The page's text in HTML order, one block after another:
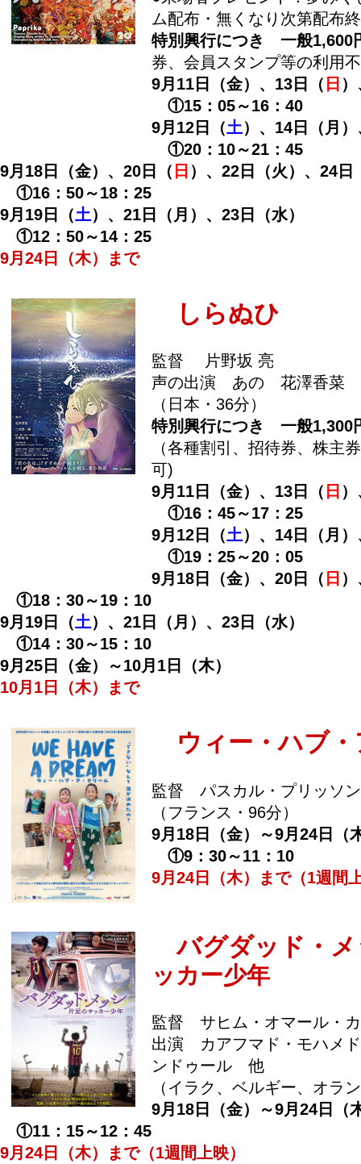
ム配布・無くなり次第配布
特別興行につき 一般1,600
券、会員スタンプ等の利用
9月11日（金）、13日（ 日
①15：05～16：40
9月12日（土）、14日（月
①20：10～21：45
9月18日（金）、20日（ 日 ）、22日（火）、24日
①16：50～18：25
9月19日（土）、21日（月）、23日（水）
①12：50～14：25
9月24日（木）まで
しらぬひ
監督 片野坂 亮
声の出演 あの 花澤香
（日本・36分）
特別興行につき 一般
（各種割引、招待券、株主
可)
9月11日（金）、13日（ 日
①16：45～17：25
9月12日（土）、14日（月
①19：25～20：05
9月18日（金）、20日（ 日
①18：30～19：10
9月19日（土）、21日（月）、23日（水）
①14：30～15：10
9月25日（金）～10月1日（木）
10月1日（木）まで
ウィー・ハブ・
監督 パスカル・プリッソン
（フランス・96分）
9月18日（金）～9月24日（
①9：30～11：10
9月24日（木）まで（1週間
バグダッド・メ
ッカー少年
監督 サヒム・オマール・
出演 カアフマド・モハメ
ンドゥール 他
（イラク、ベルギー、オラ
9月18日（金）～9月24日（
①11：15～12：45
9月24日（木）まで（1週間上映）